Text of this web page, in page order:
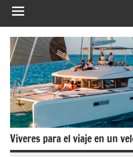
Viveres para el viaje en un